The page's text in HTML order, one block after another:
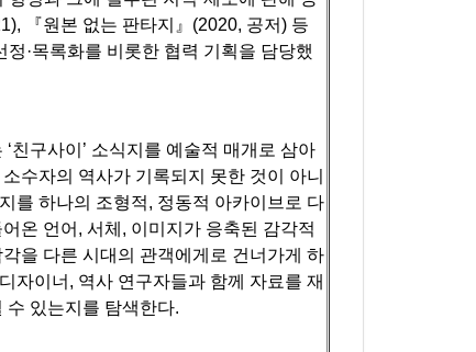
『원본 없는 판타지』(2020, 공저) 등
·목록화를 비롯한 협력 기획을 담당했
친구사이’ 소식지를 예술적 매개로 삼아
소수자의 역사가 기록되지 못한 것이 아니
를 하나의 조형적, 정동적 아카이브로 다
온 언어, 서체, 이미지가 응축된 감각적
을 다른 시대의 관객에게로 건너가게 하
자이너, 역사 연구자들과 함께 자료를 재
수 있는지를 탐색한다.